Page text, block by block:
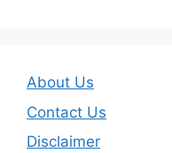
About Us
Contact Us
Disclaimer